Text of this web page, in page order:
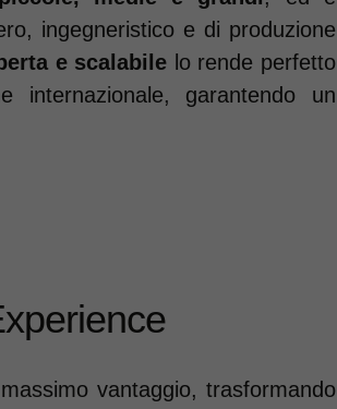
ingegneristico e di produzione
e scalabile lo rende perfetto
internazionale, garantendo un
vantaggio, trasformando